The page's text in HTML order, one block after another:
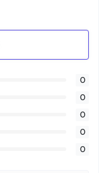
0
0
0
0
0